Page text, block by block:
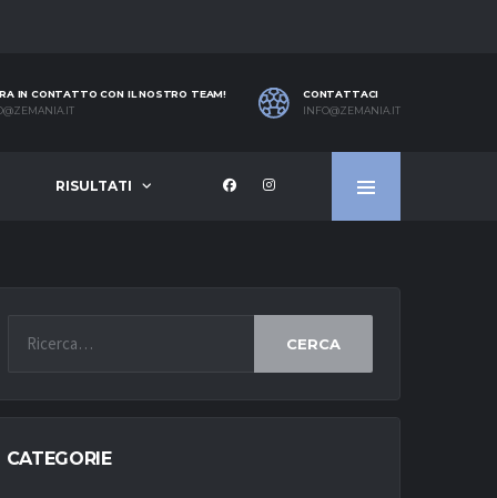
IN CONTATTO CON IL NOSTRO TEAM!
CONTATTACI
INFO@ZEMANIA.IT
RISULTATI
CERCA
CATEGORIE